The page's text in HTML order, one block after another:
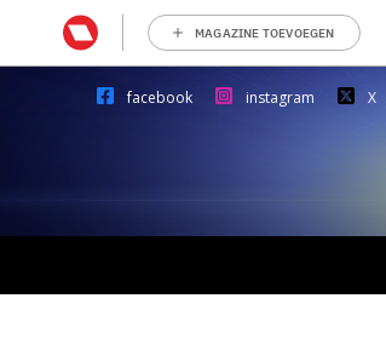
MAGAZINE TOEVOEGEN
facebook instagram X